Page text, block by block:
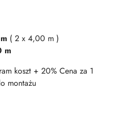
( 2 x 4,00 m )
m
koszt + 20% Cena za 1
montażu